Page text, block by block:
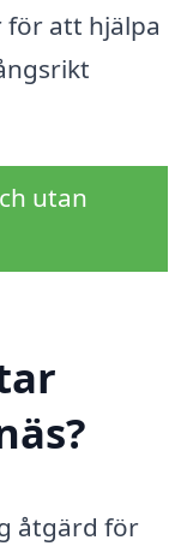
för att hjälpa
utan
åtgärd för